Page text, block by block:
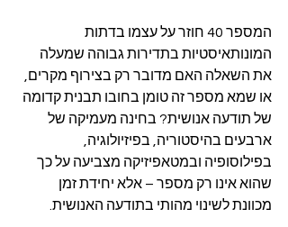
המספר 40 חוזר על עצמו בדתות
המונותאיסטיות בתדירות גבוהה שמעלה
את השאלה האם מדובר רק בצירוף מקרים,
או שמא מספר זה טומן בחובו תבנית קדומה
של תודעה אנושית? בחינה מעמיקה של
ארבעים בהיסטוריה, בפיזיולוגיה,
בפילוסופיה ובמטאפיזיקה מצביעה על כך
שהוא אינו רק מספר – אלא יחידת זמן
מכוונת לשינוי מהותי בתודעה האנושית.